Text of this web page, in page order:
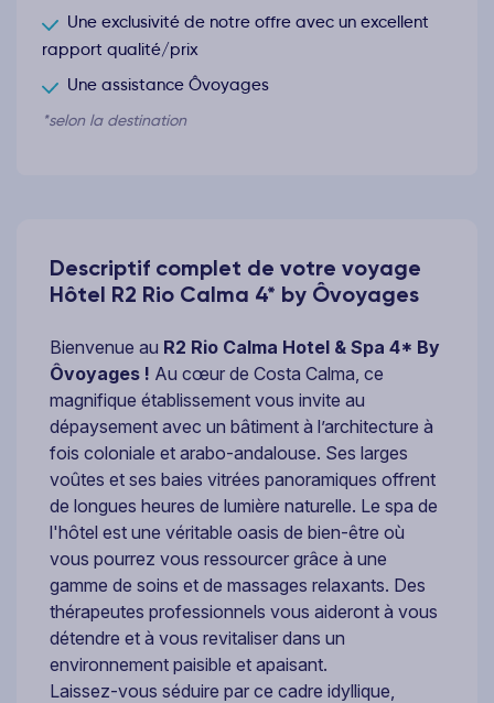
Une exclusivité de notre offre avec un excellent
rapport qualité/prix
Une assistance Ôvoyages
*selon la destination
Descriptif complet de votre voyage
Hôtel R2 Rio Calma 4* by Ôvoyages
Bienvenue au R2 Rio Calma Hotel & Spa 4* By
Ôvoyages ! Au cœur de Costa Calma, ce
magnifique établissement vous invite au
dépaysement avec un bâtiment à l’architecture à
fois coloniale et arabo-andalouse. Ses larges
voûtes et ses baies vitrées panoramiques offrent
de longues heures de lumière naturelle. Le spa de
l'hôtel est une véritable oasis de bien-être où
vous pourrez vous ressourcer grâce à une
gamme de soins et de massages relaxants. Des
thérapeutes professionnels vous aideront à vous
détendre et à vous revitaliser dans un
environnement paisible et apaisant.
Laissez-vous séduire par ce cadre idyllique,